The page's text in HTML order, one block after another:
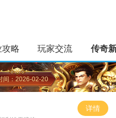
略 玩家交流 传奇
间：2026-02-20
详情